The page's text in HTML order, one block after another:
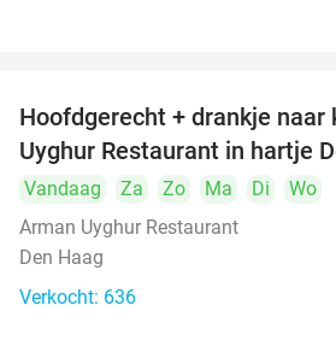
Hoofdgerecht + drankje naar
Uyghur Restaurant in hartje
Vandaag Za Zo Ma Di
Wo
Arman Uyghur Restaurant
Den Haag
Verkocht: 636